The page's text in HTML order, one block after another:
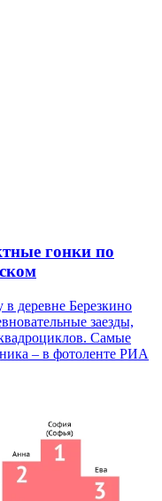
гонки по
деревне Березкино
заезды,
Самые
– в фотоленте РИА